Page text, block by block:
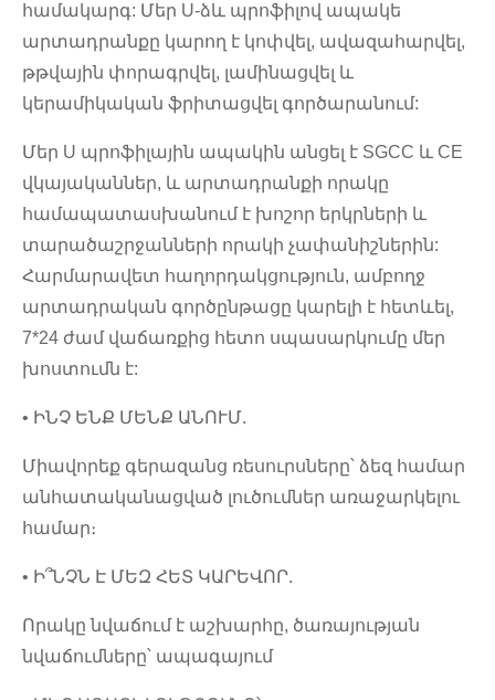
համակարգ: Մեր U-ձև պրոֆիլով ապակե
արտադրանքը կարող է կոփվել, ավազահարվել,
թթվային փորագրվել, լամինացվել և
կերամիկական ֆրիտացվել գործարանում:
Մեր U պրոֆիլային ապակին անցել է SGCC և CE
վկայականներ, և արտադրանքի որակը
համապատասխանում է խոշոր երկրների և
տարածաշրջանների որակի չափանիշներին:
Հարմարավետ հաղորդակցություն, ամբողջ
արտադրական գործընթացը կարելի է հետևել,
7*24 ժամ վաճառքից հետո սպասարկումը մեր
խոստումն է:
• ԻՆՉ ԵՆՔ ՄԵՆՔ ԱՆՈՒՄ.
Միավորեք գերազանց ռեսուրսները՝ ձեզ համար
անհատականացված լուծումներ առաջարկելու
համար։
• Ի՞ՆՉՆ Է ՄԵԶ ՀԵՏ ԿԱՐԵՎՈՐ.
Որակը նվաճում է աշխարհը, ծառայության
նվաճումները՝ ապագայում